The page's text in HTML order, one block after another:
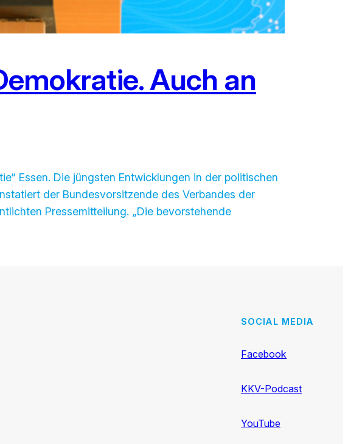
Auch an
Essen. Die jüngsten Entwicklungen in der politischen
der Bundesvorsitzende des Verbandes der
Pressemitteilung. „Die bevorstehende
SOCIAL MEDIA
Facebook
KKV-Podcast
YouTube